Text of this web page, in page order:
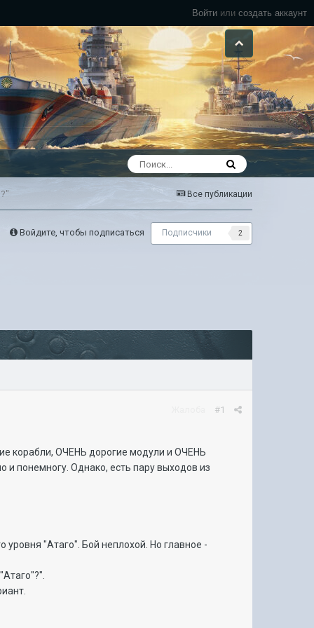
Войти или создать аккаунт
Все публикации
Войдите, чтобы подписаться Подписчики 2
#1
корабли, ОЧЕНЬ дорогие модули и ОЧЕНЬ
и понемногу. Однако, есть пару выходов из
"Атаго". Бой неплохой. Но главное -